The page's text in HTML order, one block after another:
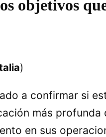
objetivos
)
a confirmar si
más profunda
en sus